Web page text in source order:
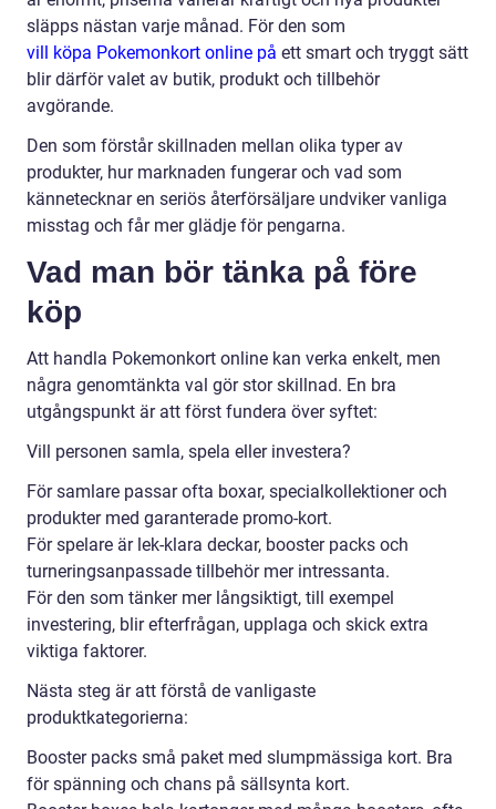
släpps nästan varje månad. För den som
vill köpa Pokemonkort online på ett smart och tryggt sätt
blir därför valet av butik, produkt och tillbehör
avgörande.
Den som förstår skillnaden mellan olika typer av
produkter, hur marknaden fungerar och vad som
kännetecknar en seriös återförsäljare undviker vanliga
misstag och får mer glädje för pengarna.
Vad man bör tänka på före
köp
Att handla Pokemonkort online kan verka enkelt, men
några genomtänkta val gör stor skillnad. En bra
utgångspunkt är att först fundera över syftet:
Vill personen samla, spela eller investera?
För samlare passar ofta boxar, specialkollektioner och
produkter med garanterade promo-kort.
För spelare är lek-klara deckar, booster packs och
turneringsanpassade tillbehör mer intressanta.
För den som tänker mer långsiktigt, till exempel
investering, blir efterfrågan, upplaga och skick extra
viktiga faktorer.
Nästa steg är att förstå de vanligaste
produktkategorierna:
Booster packs små paket med slumpmässiga kort. Bra
för spänning och chans på sällsynta kort.